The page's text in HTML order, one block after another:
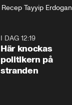
Recep Tayyip Erdogan
I DAG 12:19
Här knockas
politikern på
stranden